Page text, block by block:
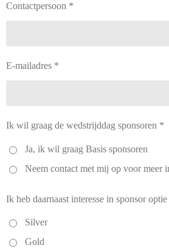
Contactpersoon *
E-mailadres *
Ik wil graag de wedstrijddag sponsoren *
Ja, ik wil graag Basis sponsoren
Neem contact met mij op voor meer
Ik heb daarnaast interesse in sponsor
Silver
Gold